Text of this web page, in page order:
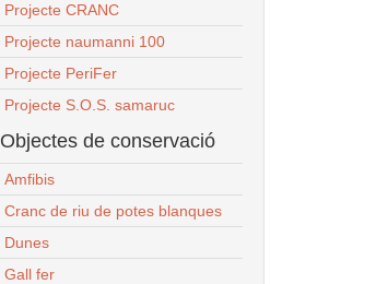
Projecte CRANC
Projecte naumanni 100
Projecte PeriFer
Projecte S.O.S. samaruc
Objectes de conservació
Amfibis
Cranc de riu de potes blanques
Dunes
Gall fer